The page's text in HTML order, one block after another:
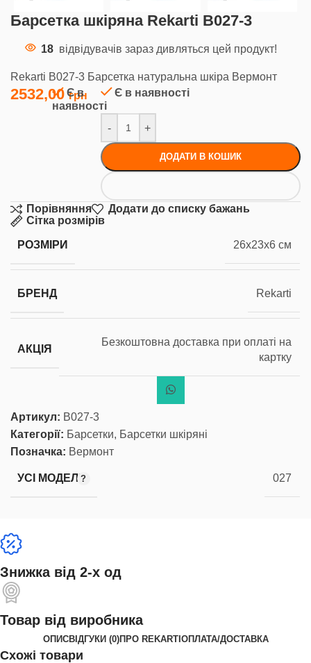
Барсетка шкіряна Rekarti В027-3
18 відвідувачів зараз дивляться цей продукт!
Rekarti В027-3 Барсетка натуральна шкіра Вермонт
2532,00Є в
наявності
Є в наявності
- +
ДОДАТИ В КОШИК
Порівняння
Додати до списку бажань
Сітка розмірів
РОЗМІРИ 26x23x6 см
БРЕНД Rekarti
АКЦІЯ
Безкоштовна доставка при оплаті на
картку
Артикул: В027-3
Категорії: Барсетки, Барсетки шкіряні
Позначка: Вермонт
УСІ МОДЕЛІ 027
Знижка від 2-х од
Товар від виробника
ОПИСВІДГУКИ (0)ПРО REKARTI ОПЛАТА/ДОСТАВКА
Схожі товари